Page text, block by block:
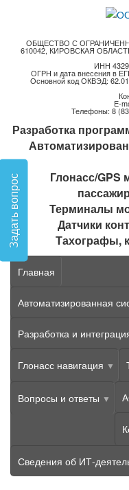
Разработка
Глонасс/GPS
Терминалы
Датчики
Тахографы,
ОБЩЕСТВО С
610042, КИРОВСКАЯ
ИНН
ОГРН и дата внесения в
Основной код ОКВЭД: 62.01
E-
Телефоны: 8
Главная
Автоматизированная
Разработка и
Глонасс навигация
Вопросы и ответы
Сведения об ИТ-
Задать вопрос